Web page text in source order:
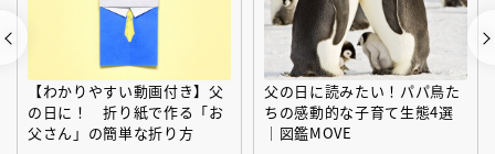
【わかりやすい動画付き】父
の日に！ 折り紙で作る「お
父さん」の簡単な折り方
父の日に読みたい！パパ鳥た
ちの感動的な子育て生態4選
｜図鑑MOVE